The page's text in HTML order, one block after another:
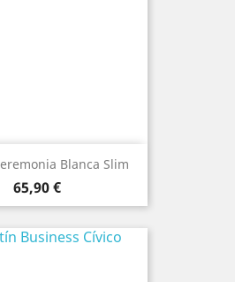
Blanca Slim
Precio
65,90 €